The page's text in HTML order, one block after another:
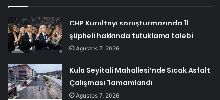
CHP Kurultayı soruşturmasında 11
şüpheli hakkında tutuklama talebi
Ağustos 7, 2026
Kula Seyitali Mahallesi’nde Sıcak Asfalt
Çalışması Tamamlandı
Ağustos 7, 2026